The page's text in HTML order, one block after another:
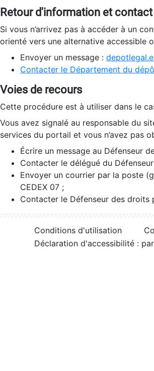
Retour d'information et contact
Si vous n’arrivez pas à accéder à un
orienté vers une alternative accessible
Envoyer un message :
Contacter le Département du
Voies de recours
Cette procédure est à utiliser dans le
Vous avez signalé au responsable du
services du portail et vous n’avez pas
Écrire un message au Défenseur
Contacter le délégué du
Envoyer un courrier par la poste
CEDEX 07 ;
Contacter le Défenseur des
Conditions d'utilisation
Déclaration d'accessibilité :